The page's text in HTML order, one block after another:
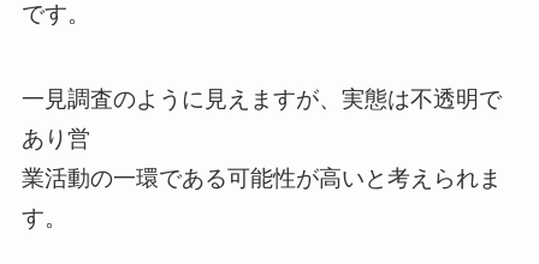
です。
一見調査のように見えますが、実態は不透明で
あり営
業活動の一環である可能性が高いと考えられま
す。